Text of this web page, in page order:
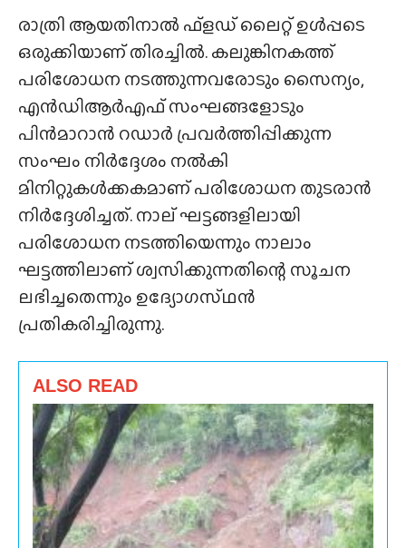
രാത്രി ആയതിനാൽ ഫ്‌ളഡ് ലൈറ്റ് ഉൾപ്പടെ
ഒരുക്കിയാണ് തിരച്ചിൽ. കലുങ്കിനകത്ത്
പരിശോധന നടത്തുന്നവരോടും സൈന്യം,
എൻഡിആർഎഫ് സംഘങ്ങളോടും
പിൻമാറാൻ റഡാർ പ്രവർത്തിപ്പിക്കുന്ന
സംഘം നിർദ്ദേശം നൽകി
മിനിറ്റുകൾക്കകമാണ് പരിശോധന തുടരാൻ
നിർദ്ദേശിച്ചത്. നാല് ഘട്ടങ്ങളിലായി
പരിശോധന നടത്തിയെന്നും നാലാം
ഘട്ടത്തിലാണ് ശ്വസിക്കുന്നതിന്റെ സൂചന
ലഭിച്ചതെന്നും ഉദ്യോഗസ്‌ഥൻ
പ്രതികരിച്ചിരുന്നു.
ALSO READ